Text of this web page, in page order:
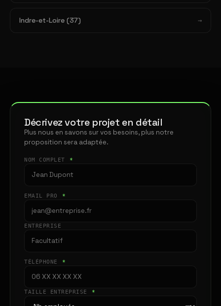
Indre-et-Loire (37)
Décrivez votre projet en détail
Plus nous en savons sur vos besoins, plus notre
proposition sera adaptée.
NOM COMPLET *
EMAIL PRO *
ENTREPRISE
TÉLÉPHONE *
TAILLE ENTREPRISE *